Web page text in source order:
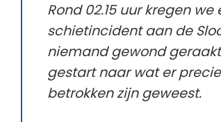
Rond 02.15 uur kregen
schietincident aan de
niemand gewond
gestart naar wat er
betrokken zijn geweest.